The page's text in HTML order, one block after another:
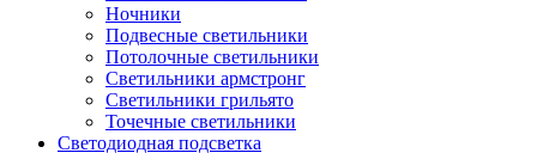
Ночники
Подвесные светильники
Потолочные светильники
Светильники армстронг
Светильники грильято
Точечные светильники
Светодиодная подсветка